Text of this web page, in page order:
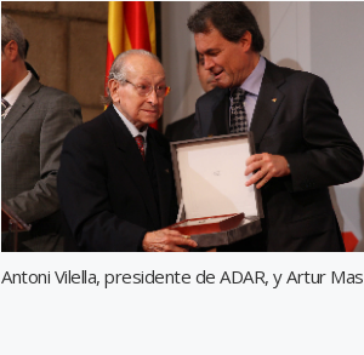
Antoni Vilella, presidente de ADAR, y Artur Mas